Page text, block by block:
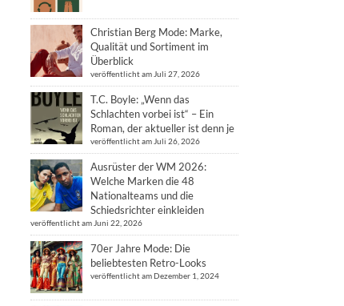
Christian Berg Mode: Marke,
Qualität und Sortiment im
Überblick
veröffentlicht am Juli 27, 2026
T.C. Boyle: „Wenn das
Schlachten vorbei ist“ – Ein
Roman, der aktueller ist denn je
veröffentlicht am Juli 26, 2026
Ausrüster der WM 2026:
Welche Marken die 48
Nationalteams und die
Schiedsrichter einkleiden
veröffentlicht am Juni 22, 2026
70er Jahre Mode: Die
beliebtesten Retro-Looks
veröffentlicht am Dezember 1, 2024